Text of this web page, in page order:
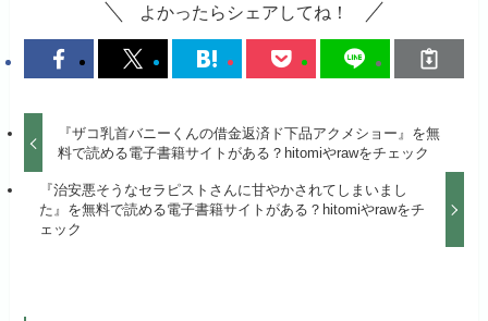
よかったらシェアしてね！
『ザコ乳首バニーくんの借金返済ド下品アクメショー』を無
料で読める電子書籍サイトがある？hitomiやrawをチェック
『治安悪そうなセラピストさんに甘やかされてしまいまし
た』を無料で読める電子書籍サイトがある？hitomiやrawをチ
ェック